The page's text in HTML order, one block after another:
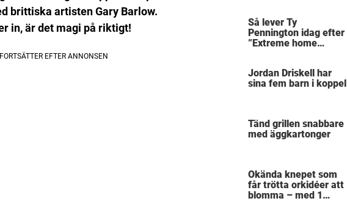
brittiska artisten Gary Barlow.
in, är det magi på riktigt!
Så lever Ty
Pennington idag efter
”Extreme home
Jordan Driskell har
sina fem barn i koppel
Tänd grillen snabbare
med äggkartonger
Okända knepet som
får trötta orkidéer att
blomma – med 1